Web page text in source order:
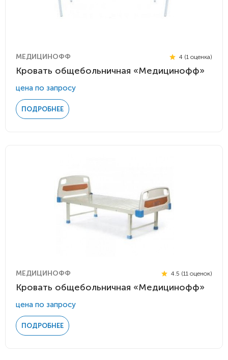
МЕДИЦИНОФФ 4 (1 оценка)
Кровать общебольничная «Медицинофф»
цена по запросу
ПОДРОБНЕЕ
МЕДИЦИНОФФ 4.5 (11 оценок)
Кровать общебольничная «Медицинофф»
цена по запросу
ПОДРОБНЕЕ